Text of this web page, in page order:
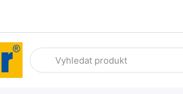
Zadejte hledaný výraz. První